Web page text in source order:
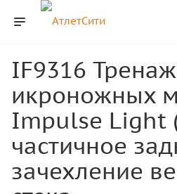
IF9316
икроножных
Impulse Light
частичное
зачехление